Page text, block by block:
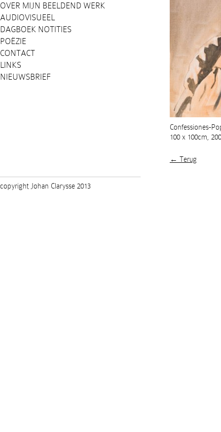
OVER MIJN BEELDEND WERK
AUDIOVISUEEL
DAGBOEK NOTITIES
POËZIE
CONTACT
LINKS
NIEUWSBRIEF
Confessiones-
100 x 100cm,
← Terug
copyright Johan Clarysse 2013